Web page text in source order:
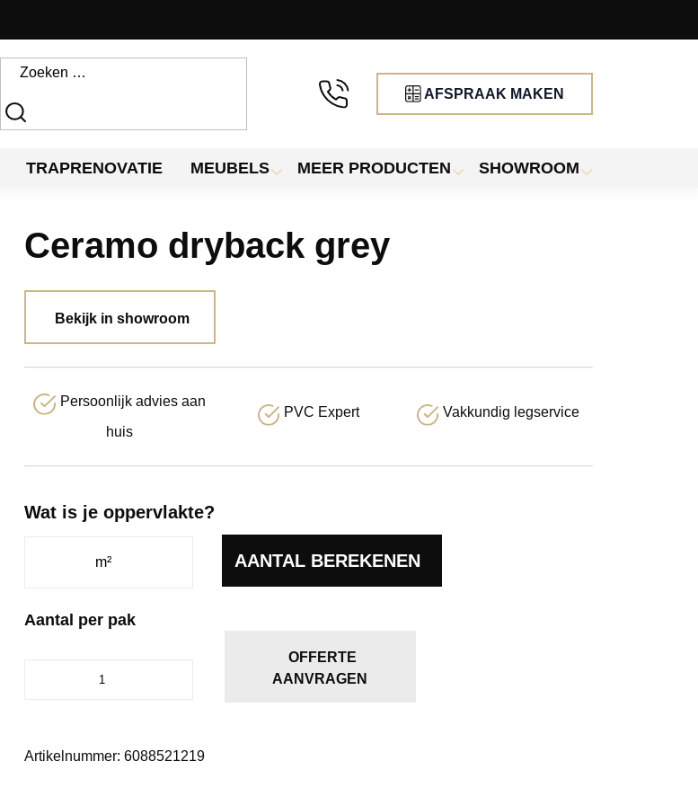
AFSPRAAK MAKEN
TRAPRENOVATIE MEUBELS MEER PRODUCTEN SHOWROOM
Ceramo dryback grey
Bekijk in showroom
Persoonlijk advies aan
huis
PVC Expert Vakkundig legservice
Wat is je oppervlakte?
AANTAL BEREKENEN
Aantal per pak
OFFERTE
AANVRAGEN
Artikelnummer:6088521219